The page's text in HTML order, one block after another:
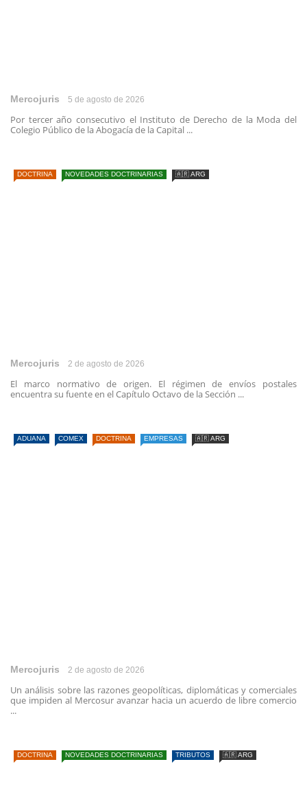
Mercojuris 5 de agosto de 2026
Por tercer año consecutivo el Instituto de Derecho de la Moda del
Colegio Público de la Abogacía de la Capital ...
DOCTRINA NOVEDADES DOCTRINARIAS 🇦🇷 ARG
Mercojuris 2 de agosto de 2026
El marco normativo de origen. El régimen de envíos postales
encuentra su fuente en el Capítulo Octavo de la Sección ...
ADUANA COMEX DOCTRINA EMPRESAS 🇦🇷 ARG
Mercojuris 2 de agosto de 2026
Un análisis sobre las razones geopolíticas, diplomáticas y comerciales
que impiden al Mercosur avanzar hacia un acuerdo de libre comercio
...
DOCTRINA NOVEDADES DOCTRINARIAS TRIBUTOS 🇦🇷 ARG